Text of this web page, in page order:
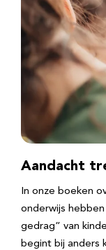
Aandacht
In onze boeken
onderwijs
gedrag” van
begint bij anders